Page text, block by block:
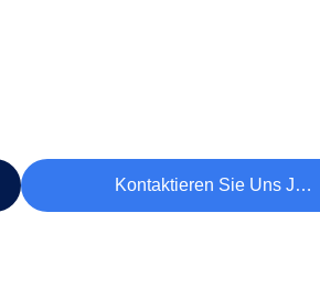
Kontaktieren Sie Uns Jetzt